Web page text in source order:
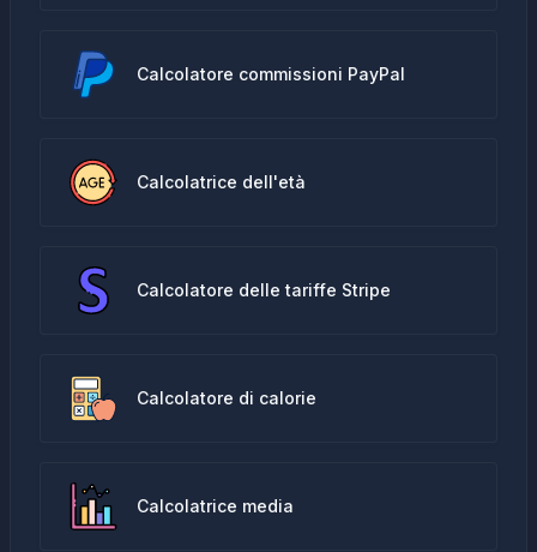
Calcolatore commissioni PayPal
Calcolatrice dell'età
Calcolatore delle tariffe Stripe
Calcolatore di calorie
Calcolatrice media